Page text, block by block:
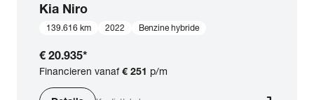
Kia Niro
139.616 km 2022 Benzine hybride
€ 20.935*
Financieren vanaf€ 251 p/m